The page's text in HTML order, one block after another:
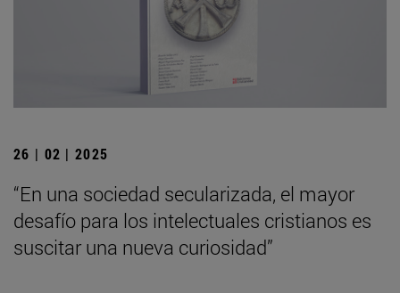
26 | 02 | 2025
“En una sociedad secularizada, el mayor
desafío para los intelectuales cristianos es
suscitar una nueva curiosidad”